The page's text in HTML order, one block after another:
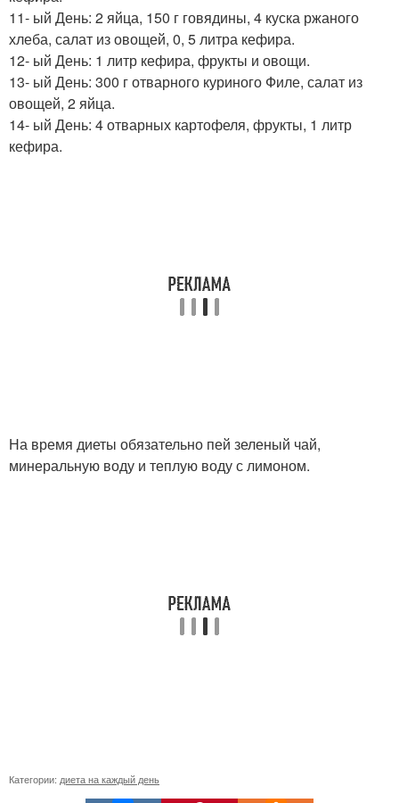
11- ый День: 2 яйца, 150 г говядины, 4 куска ржаного
хлеба, салат из овощей, 0, 5 литра кефира.
12- ый День: 1 литр кефира, фрукты и овощи.
13- ый День: 300 г отварного куриного Филе, салат из
овощей, 2 яйца.
14- ый День: 4 отварных картофеля, фрукты, 1 литр
кефира.
На время диеты обязательно пей зеленый чай,
минеральную воду и теплую воду с лимоном.
Категории: диета на каждый день